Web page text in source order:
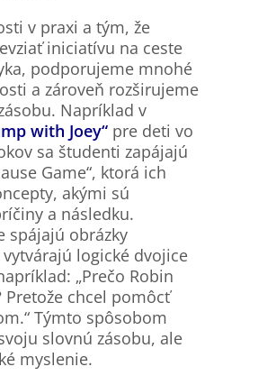
v praxi a tým, že
iniciatívu na ceste
podporujeme mnohé
a zároveň rozširujeme
Napríklad v
with Joey“ pre deti vo
sa študenti zapájajú
Game“, ktorá ich
akými sú
a následku.
spájajú obrázky
logické dvojice
„Prečo Robin
Pretože chcel pomôcť
Týmto spôsobom
slovnú zásobu, ale
myslenie.